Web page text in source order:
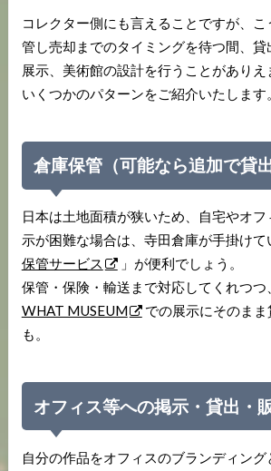
コレクター側にも言えることですが、
管し売却までのタイミングを待つ間、貸
展示、美術館の設計を行うことがありえ
いくつかのパターンをご紹介いたします。
倉庫保管（可能なら追加で貸出
日本は土地面積が狭いため、自宅やオ
示が困難な場合は、寺田倉庫が手掛けて
保管サービス
」が便利でしょう。
保管・保険・輸送まで対応してくれつつ
WHAT MUSEUM
での展示にそのま
も。
オフィス等への掲示・貸出・
自分の作品をオフィスのブランディング